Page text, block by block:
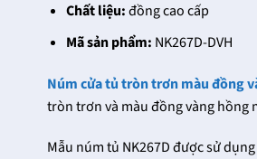
Chất liệu:đồng cao cấp
Mã sản phẩm: NK267D-DVH
Núm cửa tủ tròn trơn màu đồng
tròn trơn và màu đồng vàng hồng
Mẫu núm tủ NK267D được sử